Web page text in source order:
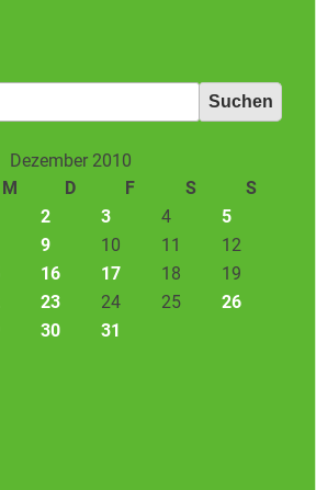
Dezember 2010
M D F S
S
2 3 4
5
9 10 11
12
16 17 18
19
23 24 25
26
30 31